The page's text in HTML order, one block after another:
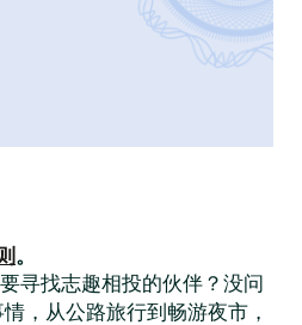
。
寻找志趣相投的伙伴？没问
，从公路旅行到畅游夜市，